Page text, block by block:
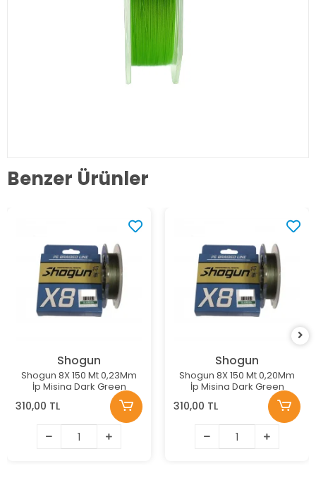
Benzer Ürünler
Shogun
Shogun 8X 150 Mt 0,23Mm
İp Misina Dark Green
310,00 TL
Shogun
Shogun 8X 150 Mt 0,20Mm
İp Misina Dark Green
310,00 TL